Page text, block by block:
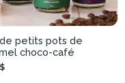
petits pots de
choco-café